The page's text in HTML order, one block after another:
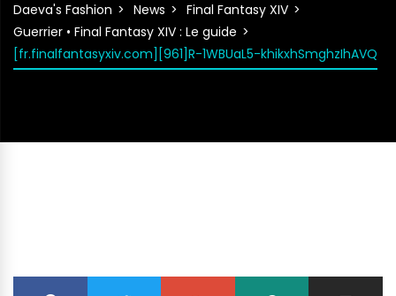
Daeva's Fashion News
Final Fantasy XIV
Guerrier • Final Fantasy XIV : Le guide
[fr.finalfantasyxiv.com][961]R-1WBUaL5-khikxhSmghzIhAVQ